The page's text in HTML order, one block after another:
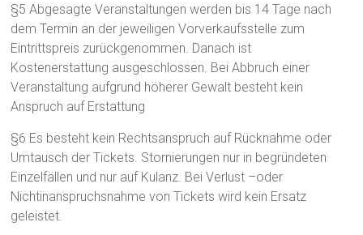
§5 Abgesagte Veranstaltungen werden bis 14 Tage nach
dem Termin an der jeweiligen Vorverkaufsstelle zum
Eintrittspreis zurückgenommen. Danach ist
Kostenerstattung ausgeschlossen. Bei Abbruch einer
Veranstaltung aufgrund höherer Gewalt besteht kein
Anspruch auf Erstattung
§6 Es besteht kein Rechtsanspruch auf Rücknahme oder
Umtausch der Tickets. Stornierungen nur in begründeten
Einzelfällen und nur auf Kulanz. Bei Verlust –oder
Nichtinanspruchsnahme von Tickets wird kein Ersatz
geleistet.